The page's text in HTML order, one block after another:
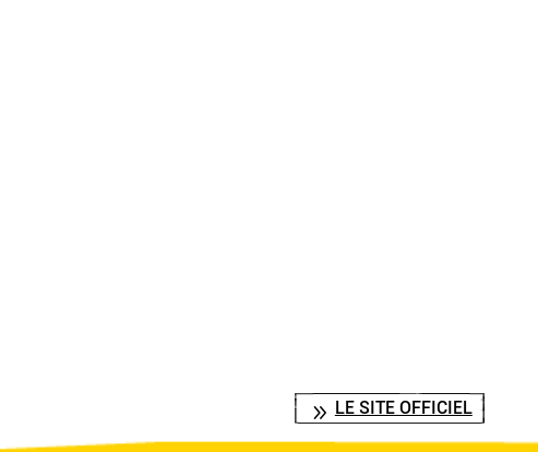
LE SITE OFFICIEL